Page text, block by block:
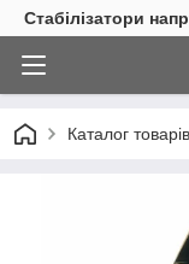
Стабілізатори
Каталог товарів